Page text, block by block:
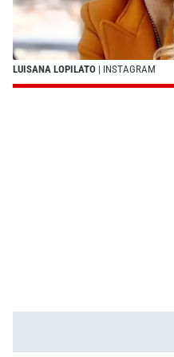
LUISANA LOPILATO | INSTAGRAM